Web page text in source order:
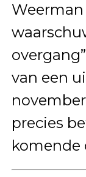
van een
precies
komende